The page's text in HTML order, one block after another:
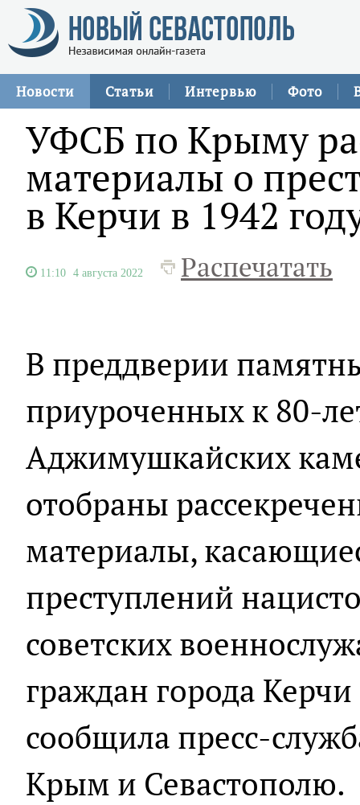
Новости Статьи Интервью Фото
УФСБ по Крыму
материалы о
в Керчи в 1942
11:10 4 августа 2022 Распечатать
В преддверии
приуроченных к 80-
Аджимушкайских
отобраны
материалы,
преступлений
советских
граждан города
сообщила пресс-
Крым и Севастополю.